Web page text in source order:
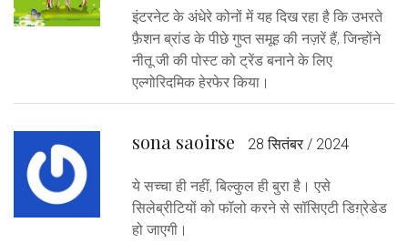
इंटरनेट के अंधेरे कोनों में यह दिख रहा है कि उभरते
फ़ैशन ब्रांड के पीछे गुप्त समूह की नज़रें हैं, जिन्होंने
नीतू जी की पोस्ट को ट्रेंड बनाने के लिए
एल्गोरिदमिक हेरफेर किया।
sona saoirse 28 सितंबर / 2024
ये सच्चा ही नहीं, बिल्कुल ही बुरा है। एसे
सिलेब्रीटियों को फॉलो करने से सॉसिएटी डिग़्रेडेड
हो जाएगी।